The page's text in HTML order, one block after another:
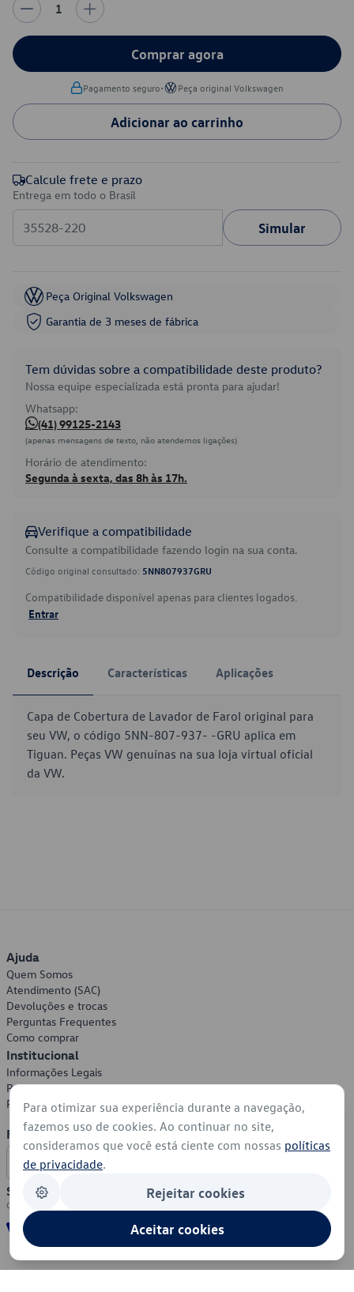
1
Comprar agora
Pagamento seguro• Peça original Volkswagen
Adicionar ao carrinho
Calcule frete e prazo
Entrega em todo o Brasil
Simular
Peça Original Volkswagen
Garantia de 3 meses de fábrica
Tem dúvidas sobre a compatibilidade deste produto?
Nossa equipe especializada está pronta para ajudar!
Whatsapp:
(41) 99125-2143
(apenas mensagens de texto, não atendemos ligações)
Horário de atendimento:
Segunda à sexta, das 8h às 17h.
Verifique a compatibilidade
Consulte a compatibilidade fazendo login na sua conta.
Código original consultado: 5NN807937GRU
Compatibilidade disponível apenas para clientes logados.
Entrar
Descrição Características Aplicações
Capa de Cobertura de Lavador de Farol original para
seu VW, o código 5NN-807-937- -GRU aplica em
Tiguan. Peças VW genuínas na sua loja virtual oficial
da VW.
Ajuda
Quem Somos
Atendimento (SAC)
Devoluções e trocas
Perguntas Frequentes
Como comprar
Institucional
Informações Legais
Política de Privacidade
Política de Cookies
Formas de Pagamento
Segurança
Para otimizar sua experiência durante a navegação,
fazemos uso de cookies. Ao continuar no site,
consideramos que você está ciente com nossas políticas
de privacidade.
Rejeitar cookies
Aceitar cookies